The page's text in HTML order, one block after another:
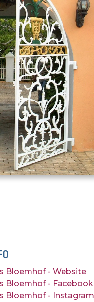
Bloemhof - Website
Bloemhof - Facebook
Bloemhof - Instagram